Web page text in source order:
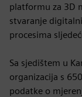
platformu za 3D
stvaranje
procesima
Sa sjedištem u
organizacija s
podatke o